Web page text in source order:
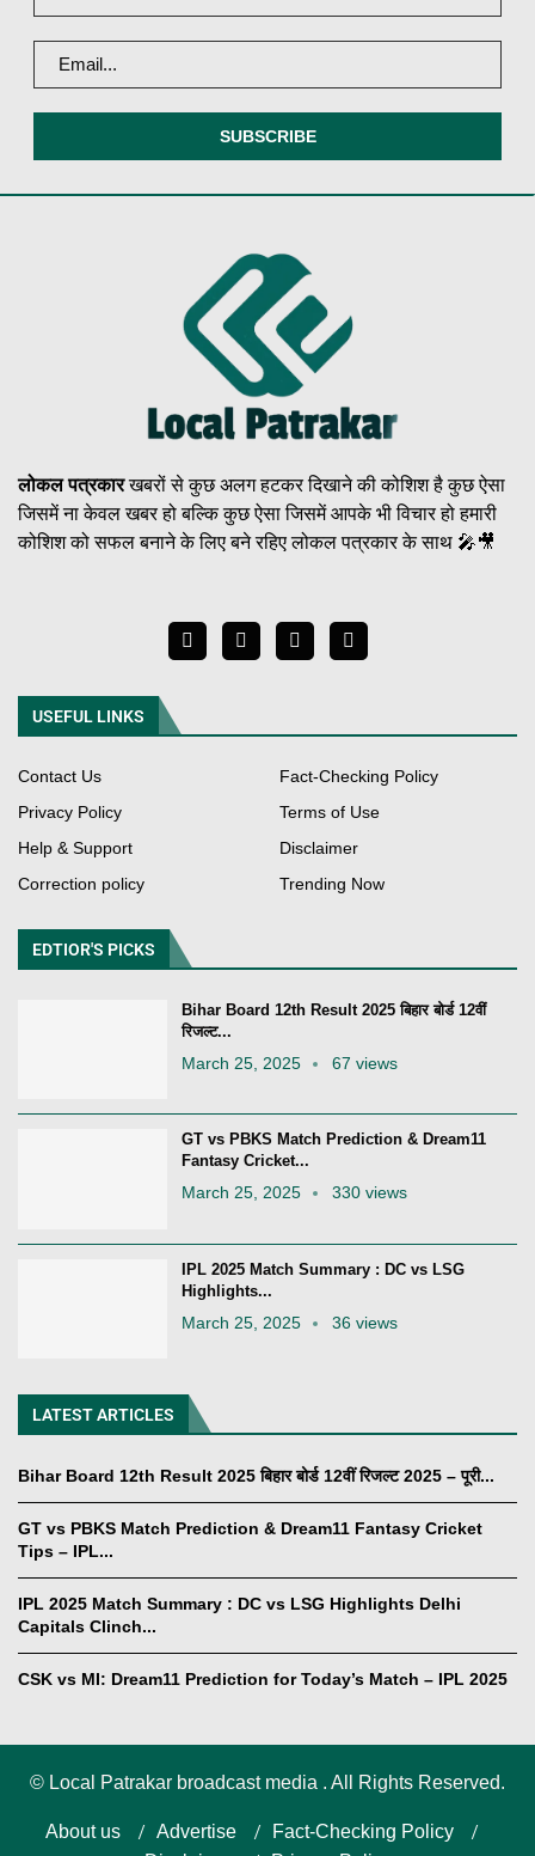
लोकल पत्रकारखबरों से कुछ अलग हटकर दिखाने की कोशिश है कुछ ऐसा
जिसमें ना केवल खबर हो बल्कि कुछ ऐसा जिसमें आपके भी विचार हो हमारी
कोशिश को सफल बनाने के लिए बने रहिए लोकल पत्रकार के साथ 🎤🎥
USEFUL LINKS
Contact Us
Fact-Checking Policy
Privacy Policy
Terms of Use
Help & Support
Disclaimer
Correction policy
Trending Now
EDTIOR'S PICKS
Bihar Board 12th Result 2025 बिहार बोर्ड 12वीं
रिजल्ट...
March 25, 2025 67 views
GT vs PBKS Match Prediction & Dream11
Fantasy Cricket...
March 25, 2025 330 views
IPL 2025 Match Summary : DC vs LSG
Highlights...
March 25, 2025 36 views
LATEST ARTICLES
Bihar Board 12th Result 2025 बिहार बोर्ड 12वीं रिजल्ट 2025 – पूरी...
GT vs PBKS Match Prediction & Dream11 Fantasy Cricket
Tips – IPL...
IPL 2025 Match Summary : DC vs LSG Highlights Delhi
Capitals Clinch...
CSK vs MI: Dream11 Prediction for Today’s Match – IPL 2025
© Local Patrakar broadcast media . All Rights Reserved.
About us Advertise
Fact-Checking Policy